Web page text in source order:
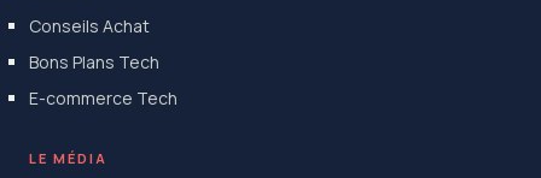
Conseils Achat
Bons Plans Tech
E-commerce Tech
LE MÉDIA